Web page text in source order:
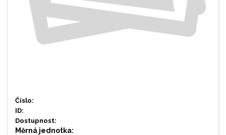
Číslo:
ID:
Dostupnost:
Měrná jednotka: